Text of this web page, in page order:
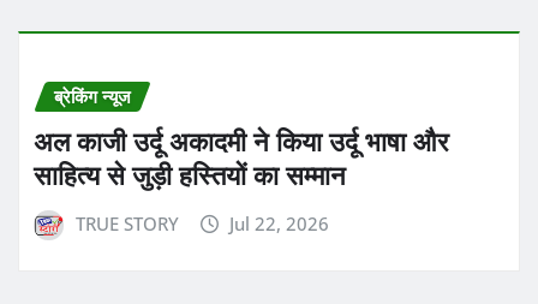
ब्रेकिंग न्यूज
अल काजी उर्दू अकादमी ने किया उर्दू भाषा और
साहित्य से जुड़ी हस्तियों का सम्मान
TRUE STORY Jul 22, 2026